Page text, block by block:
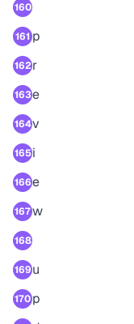
160
161 p
162r
163e
164v
165i
166e
167w
168
169u
170p